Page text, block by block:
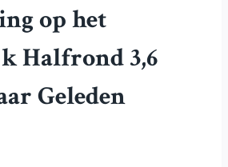
op het
Halfrond 3,6
Geleden